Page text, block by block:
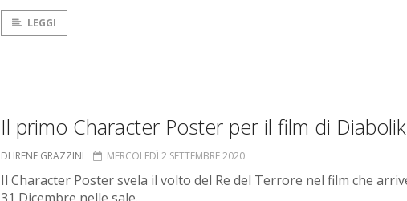
LEGGI
Il primo Character Poster per il film di Diabolik
DI IRENE GRAZZINI MERCOLEDÌ 2 SETTEMBRE 2020
Il Character Poster svela il volto del Re del Terrore nel film che